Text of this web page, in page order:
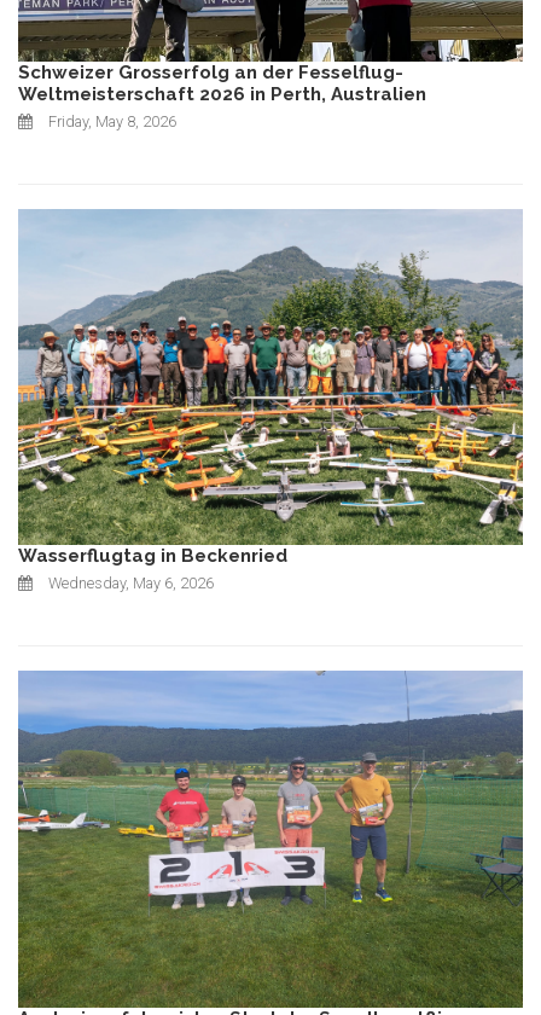
Schweizer Grosserfolg an der Fesselflug-
Weltmeisterschaft 2026 in Perth, Australien
Friday, May 8, 2026
Wasserflugtag in Beckenried
Wednesday, May 6, 2026